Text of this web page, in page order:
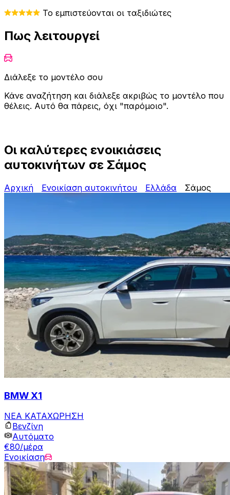
Το εμπιστεύονται οι ταξιδιώτες
Πως λειτουργεί
Διάλεξε το μοντέλο σου
Κάνε αναζήτηση και διάλεξε ακριβώς το μοντέλο που
θέλεις. Αυτό θα πάρεις, όχι "παρόμοιο".
Οι καλύτερες ενοικιάσεις
αυτοκινήτων σε Σάμος
Αρχική Ενοικίαση αυτοκινήτου Ελλάδα Σάμος
BMW X1
ΝΕΑ ΚΑΤΑΧΩΡΗΣΗ
Βενζίνη
Αυτόματο
€80/μέρα
Ενοικίαση